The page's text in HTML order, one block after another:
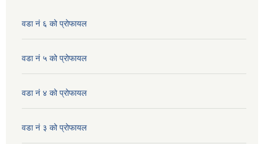
वडा नं ६ को प्रोफायल
वडा नं ५ को प्रोफायल
वडा नं ४ को प्रोफायल
वडा नं ३ को प्रोफायल